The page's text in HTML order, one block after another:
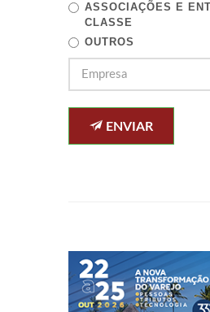
ASSOCIAÇÕES E
CLASSE
OUTROS
ENVIAR